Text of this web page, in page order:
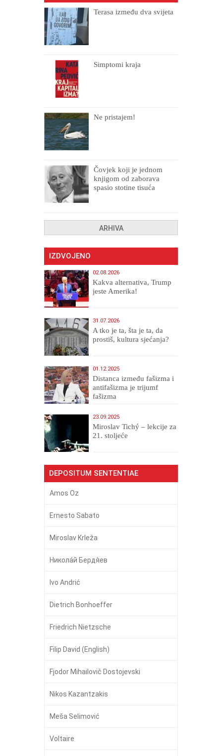
Terasa između dva svijeta
Simptomi kraja
Ne pristajem!
Čovjek koji je jednom
knjigom od zaborava
spasio stotine tisuća
ARHIVA
IZDVOJENO
02.08.2026
Kakva alternativa, Trump
jeste Amerika!
31.07.2026
A tko je ta, šta je ta, da
prostiš, kultura sjećanja?
01.12.2025
Distanca između fašizma i
antifašizma je trijumf
fašizma
23.09.2025
Miroslav Tichý – lekcije za
21. stoljeće
DEPOSITUM SENTENTIAE
Amos Oz
Ernesto Sabato
Miroslav Krleža
Никола́й Бердя́ев
Ivo Andrić
Dietrich Bonhoeffer
Friedrich Nietzsche
Filip David (English)
Fjodor Mihailovič Dostojevski
Nikos Kazantzakis
Meša Selimović
Voltaire